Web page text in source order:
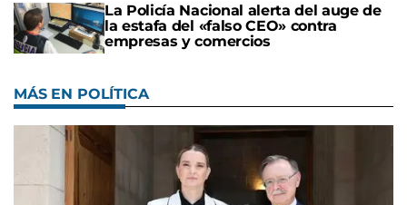
La Policía Nacional alerta del auge de
la estafa del «falso CEO» contra
empresas y comercios
MÁS EN POLÍTICA